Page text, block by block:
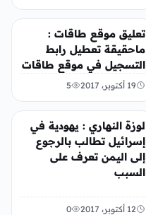
عربي ودولي
تعليق موقع طاقات :
ماحقيقة تعطيل رابط
التسجيل في موقع طاقات
19 أكتوبر، 2017 5
عربي ودولي
لوزة النهاري : يهودية في
إسرائيل تطالب بالرجوع
إلى اليمن تعرف على
السبب
12 أكتوبر، 2017 0